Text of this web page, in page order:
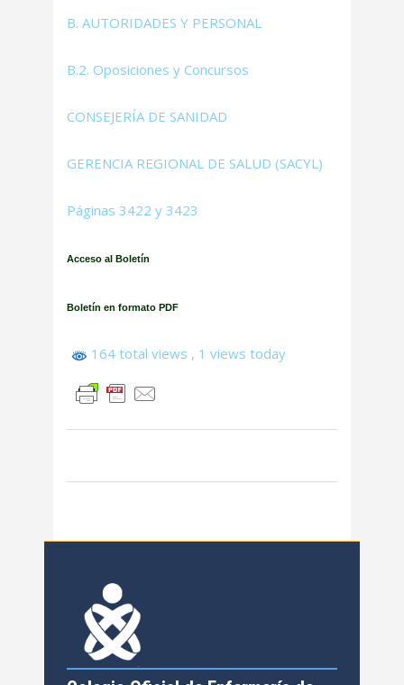
B. AUTORIDADES Y PERSONAL
B.2. Oposiciones y Concursos
CONSEJERÍA DE SANIDAD
GERENCIA REGIONAL DE SALUD (SACYL)
Páginas 3422 y 3423
Acceso al Boletín
Boletín en formato PDF
164 total views , 1 views today